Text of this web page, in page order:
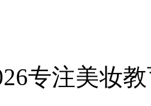
专注美妆教